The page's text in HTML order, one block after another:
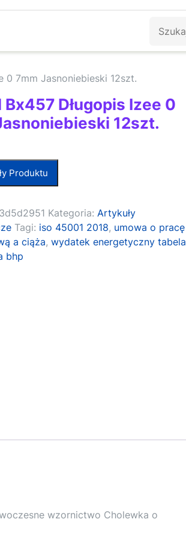
0 7mm Jasnoniebieski 12szt.
Bx457 Długopis Izee 0
12szt.
Produktu
Kategoria:Artykuły
Tagi: iso 45001 2018, umowa o pracę
a ciąża,wydatek energetyczny tabela
bhp
wzornictwo Cholewka o